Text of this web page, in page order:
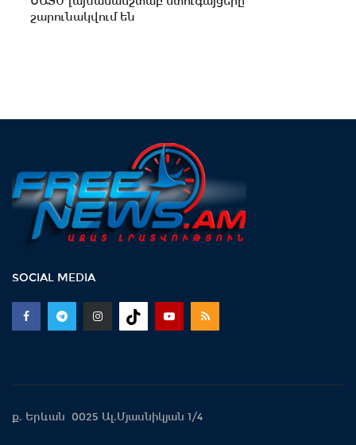
շարունակվում են
SOCIAL MEDIA
ք. Երևան 0025 Ալ.Մյասնիկյան 1/4